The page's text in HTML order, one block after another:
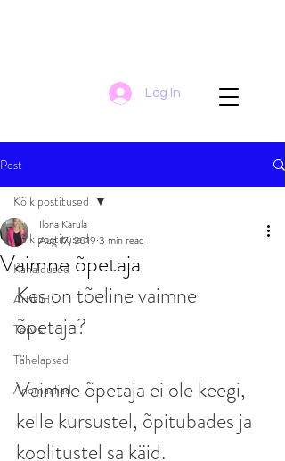
Log In
Post
Kõik postitused
Kanaldused
Artiklid
Tervis
Tähelapsed
Anomaaliad
Kõik postitused
Vaimne õpetaja
Ilona Karula
Aug 17, 2019 3 min read
Kes on tõeline vaimne
õpetaja?
Vaimne õpetaja ei ole keegi,
kelle kursustel, õpitubades ja
koolitustel sa käid.